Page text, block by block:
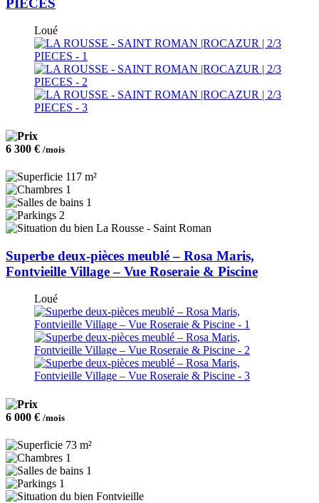
Loué
6 300 € /mois
117 m²
1
1
2
La Rousse - Saint Roman
Superbe deux-pièces meublé – Rosa Maris,
Fontvieille Village – Vue Roseraie & Piscine
Loué
6 000 € /mois
73 m²
1
1
1
Fontvieille